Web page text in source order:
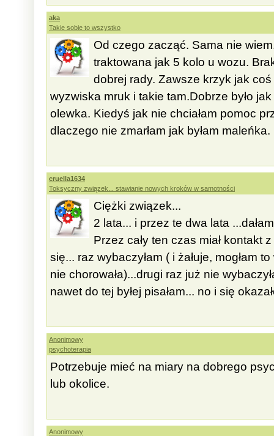
aka
Takie sobie to wszystko
Od czego zacząć. Sama nie
traktowana jak 5 kolo u wozu.
dobrej rady. Zawsze krzyk jak
wyzwiska mruk i takie tam.Dobrze było
olewka. Kiedyś jak nie chciałam pomoc
dlaczego nie zmarłam jak byłam maleńka.
cruella1634
Toksyczny związek... stawianie nowych kroków w samotności
Ciężki związek...
2 lata... i przez te dwa lata
Przez cały ten czas miał kontakt
się... raz wybaczyłam ( i żałuje, mogłam
nie chorowała)...drugi raz już nie
nawet do tej byłej pisałam... no i się
Anonimowy
psychoterapia
Potrzebuje mieć na miary na dobrego
lub okolice.
Anonimowy